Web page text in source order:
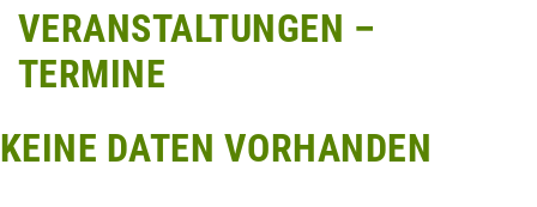
VERANSTALTUNGEN –
TERMINE
KEINE DATEN VORHANDEN